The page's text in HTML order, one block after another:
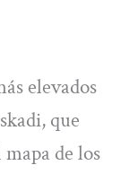
elevados
que
de los